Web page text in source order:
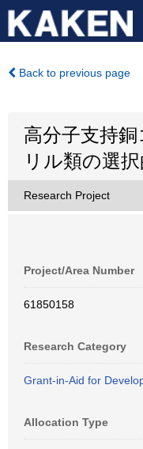
Back to previous page
高分子支持
リル類の選
Research Project
Project/Area Number
61850158
Research Category
Grant-in-Aid for
Allocation Type